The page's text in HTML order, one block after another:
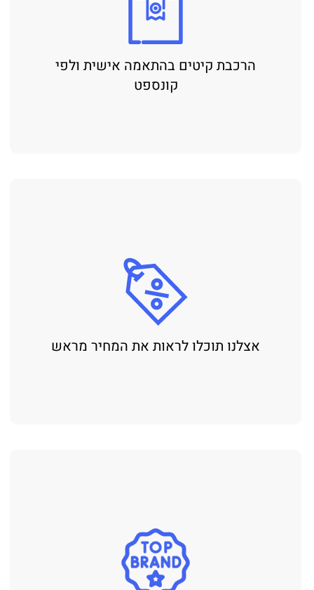
הרכבת קיטים בהתאמה אישית ולפי
קונספט
אצלנו תוכלו לראות את המחיר מראש